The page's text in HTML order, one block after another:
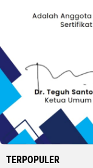
TERPOPULER